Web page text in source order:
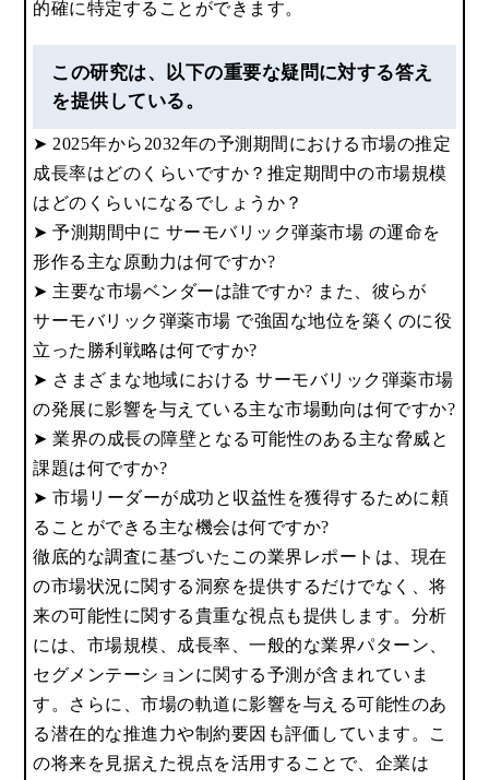
的確に特定することができます。
この研究は、以下の重要な疑問に対する答え
を提供している。
➤ 2025年から2032年の予測期間における市場の推定
成長率はどのくらいですか？推定期間中の市場規模
はどのくらいになるでしょうか？
➤ 予測期間中に サーモバリック弾薬市場 の運命を
形作る主な原動力は何ですか?
➤ 主要な市場ベンダーは誰ですか? また、彼らが
サーモバリック弾薬市場 で強固な地位を築くのに役
立った勝利戦略は何ですか?
➤ さまざまな地域における サーモバリック弾薬市場
の発展に影響を与えている主な市場動向は何ですか?
➤ 業界の成長の障壁となる可能性のある主な脅威と
課題は何ですか?
➤ 市場リーダーが成功と収益性を獲得するために頼
ることができる主な機会は何ですか?
徹底的な調査に基づいたこの業界レポートは、現在
の市場状況に関する洞察を提供するだけでなく、将
来の可能性に関する貴重な視点も提供します。分析
には、市場規模、成長率、一般的な業界パターン、
セグメンテーションに関する予測が含まれていま
す。さらに、市場の軌道に影響を与える可能性のあ
る潜在的な推進力や制約要因も評価しています。こ
の将来を見据えた視点を活用することで、企業は